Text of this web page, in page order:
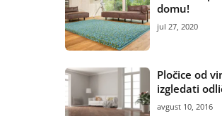
domu!
jul 27, 2020
Pločice od
izgledati
avgust 10, 2016